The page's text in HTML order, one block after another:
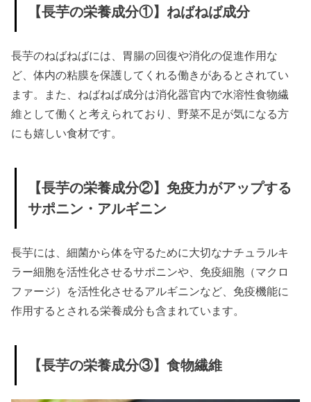
【長芋の栄養成分①】ねばねば成分
長芋のねばねばには、胃腸の回復や消化の促進作用な
ど、体内の粘膜を保護してくれる働きがあるとされてい
ます。また、ねばねば成分は消化器官内で水溶性食物繊
維として働くと考えられており、野菜不足が気になる方
にも嬉しい食材です。
【長芋の栄養成分②】免疫力がアップする
サポニン・アルギニン
長芋には、細菌から体を守るために大切なナチュラルキ
ラー細胞を活性化させるサポニンや、免疫細胞（マクロ
ファージ）を活性化させるアルギニンなど、免疫機能に
作用するとされる栄養成分も含まれています。
【長芋の栄養成分③】食物繊維